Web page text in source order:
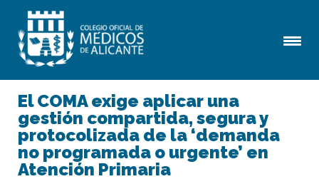
El COMA exige aplicar una
gestión compartida, segura y
protocolizada de la ‘demanda
no programada o urgente’ en
Atención Primaria